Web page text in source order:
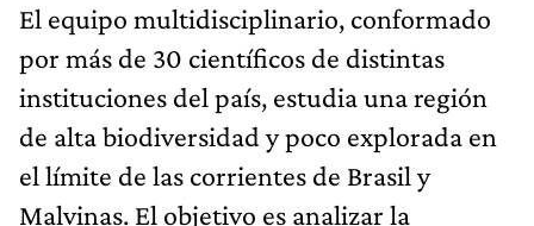
El equipo multidisciplinario, conformado
por más de 30 científicos de distintas
instituciones del país, estudia una región
de alta biodiversidad y poco explorada en
el límite de las corrientes de Brasil y
Malvinas. El objetivo es analizar la